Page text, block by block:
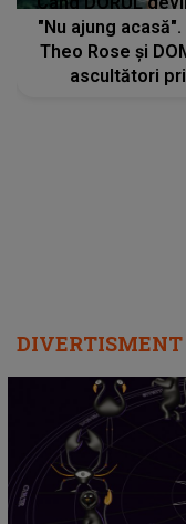
"Nu ajung
Theo Rose și
ascultători
DIVERTISMENT